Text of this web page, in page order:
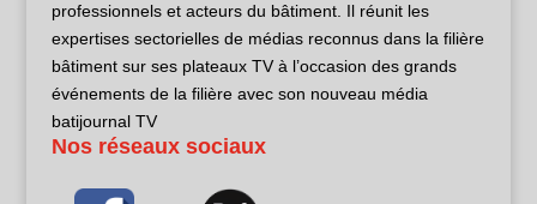
professionnels et acteurs du bâtiment. Il réunit les
expertises sectorielles de médias reconnus dans la filière
bâtiment sur ses plateaux TV à l’occasion des grands
événements de la filière avec son nouveau média
batijournal TV
Nos réseaux sociaux